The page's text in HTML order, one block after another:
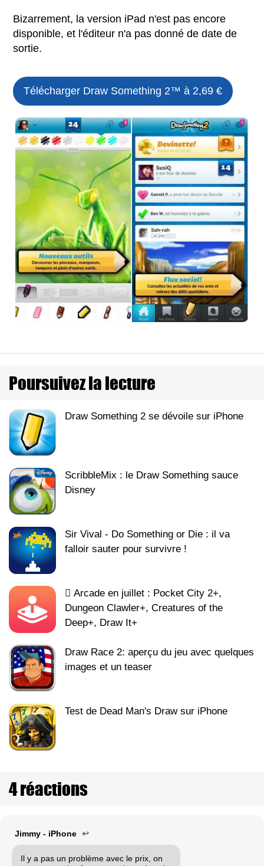
Bizarrement, la version iPad n'est pas encore
disponible, et l'éditeur n'a pas donné de date de
sortie.
Télécharger Draw Something 2™ à 2,69 €
Poursuivez la lecture
Draw Something 2 se dévoile sur iPhone
ScribbleMix : le Draw Something sauce
Disney
Sir Vival - Do Something or Die : il va
falloir sauter pour survivre !
 Arcade en juillet : Pocket City 2+,
Dungeon Clawler+, Creatures of the
Deep+, Draw It+
Draw Race 2: aperçu du jeu avec quelques
images et un teaser
Test de Dead Man's Draw sur iPhone
4 réactions
Jimmy - iPhone ↩
Il y a pas un problème avec le prix, on